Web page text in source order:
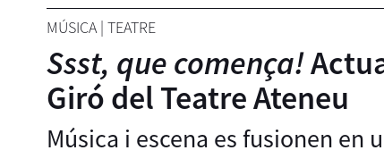
MÚSICA | TEATRE
Ssst, que comença!
Giró del Teatre Ateneu
Música i escena es fusionen en